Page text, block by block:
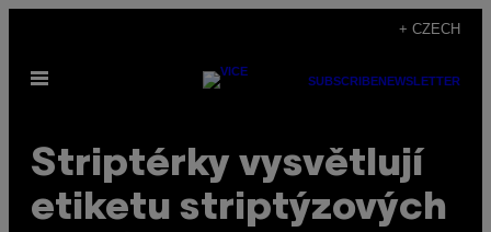
content
+ CZECH
Open
SUBSCRIBENEWSLETTER
Striptérky vysvětlují
etiketu striptýzových